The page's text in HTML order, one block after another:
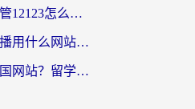
在海外如果使用交管12123怎么处理？留学生亲测有效的回国加速方案
海外看国内电视直播用什么网站比较好？一篇解决你所有追剧难题的实用指南
在国外如何打开中国网站？留学生与海外华人的无缝访问指南